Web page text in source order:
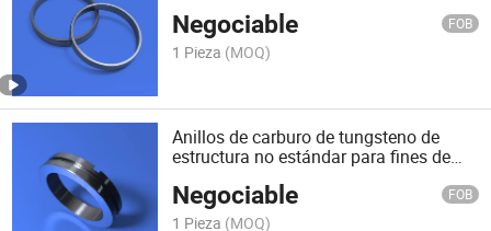
Negociable FOB
1 Pieza (MOQ)
Anillos de carburo de tungsteno de
estructura no estándar para fines de
Negociable FOB
1 Pieza (MOQ)